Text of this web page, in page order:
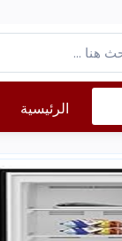
الرئيسية